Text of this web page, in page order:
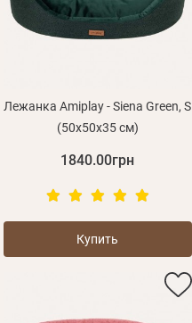
Лежанка Amiplay - Siena Green, S
(50x50x35 см)
1840.00грн
Купить